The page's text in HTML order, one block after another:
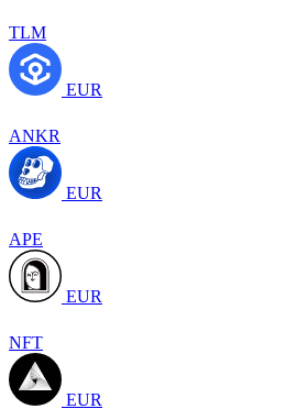
TLM
EUR
ANKR
EUR
APE
EUR
NFT
EUR